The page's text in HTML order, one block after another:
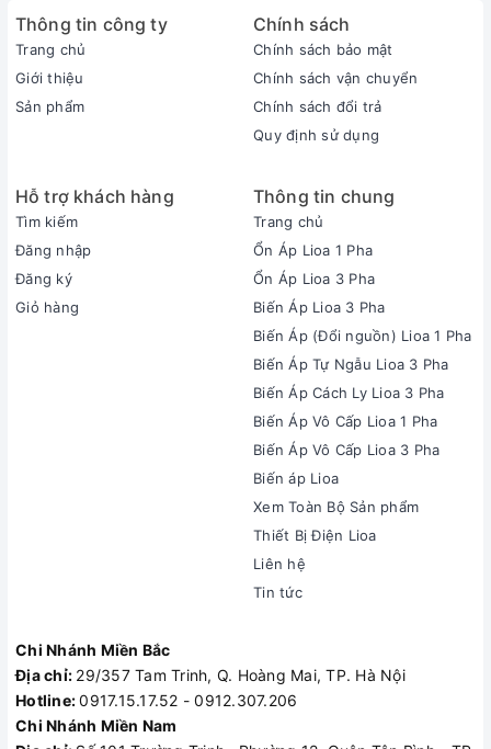
Thông tin công ty
Trang chủ
Giới thiệu
Sản phẩm
Chính sách
Chính sách bảo mật
Chính sách vận chuyển
Chính sách đổi trả
Quy định sử dụng
Hỗ trợ khách hàng
Tìm kiếm
Đăng nhập
Đăng ký
Giỏ hàng
Thông tin chung
Trang chủ
Ổn Áp Lioa 1 Pha
Ổn Áp Lioa 3 Pha
Biến Áp Lioa 3 Pha
Biến Áp (Đổi nguồn) Lioa 1 Pha
Biến Áp Tự Ngẫu Lioa 3 Pha
Biến Áp Cách Ly Lioa 3 Pha
Biến Áp Vô Cấp Lioa 1 Pha
Biến Áp Vô Cấp Lioa 3 Pha
Biến áp Lioa
Xem Toàn Bộ Sản phẩm
Thiết Bị Điện Lioa
Liên hệ
Tin tức
Chi Nhánh Miền Bắc
Địa chỉ: 29/357 Tam Trinh, Q. Hoàng Mai, TP. Hà Nội
Hotline:0917.15.17.52 - 0912.307.206
Chi Nhánh Miền Nam